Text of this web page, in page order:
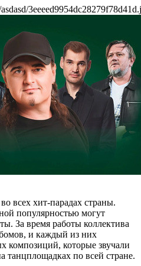
всех хит-парадах страны.
популярностью могут
За время работы коллектива
и каждый из них
композиций, которые звучали
танцплощадках по всей стране.